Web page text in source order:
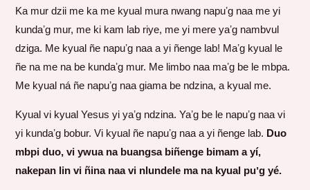
Ka mur dzii me ka me kyual mura nwang napuʼg naa me yi
kundaʼg mur, me ki kam lab riye, me yi mere yaʼg nambvul
dziga. Me kyual ñe napuʼg naa a yi ñenge lab! Maʼg kyual le
ñe na me na be kundaʼg mur. Me limbo naa maʼg be le mbpa.
Me kyual ná ñe napuʼg naa giama be ndzina, a kyual me.
Kyual vi kyual Yesus yi yaʼg ndzina. Yaʼg be le napuʼg naa vi
yi kundaʼg bobur. Vi kyual ñe napuʼg naa a yi ñenge lab. Duo
mbpi duo, vi ywua na buangsa biñenge bimam a yí,
nakepan lin vi ñina naa vi nlundele ma na kyual puʼg yé.